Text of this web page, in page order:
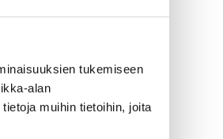
tukemiseen
alan
muihin tietoihin, joita